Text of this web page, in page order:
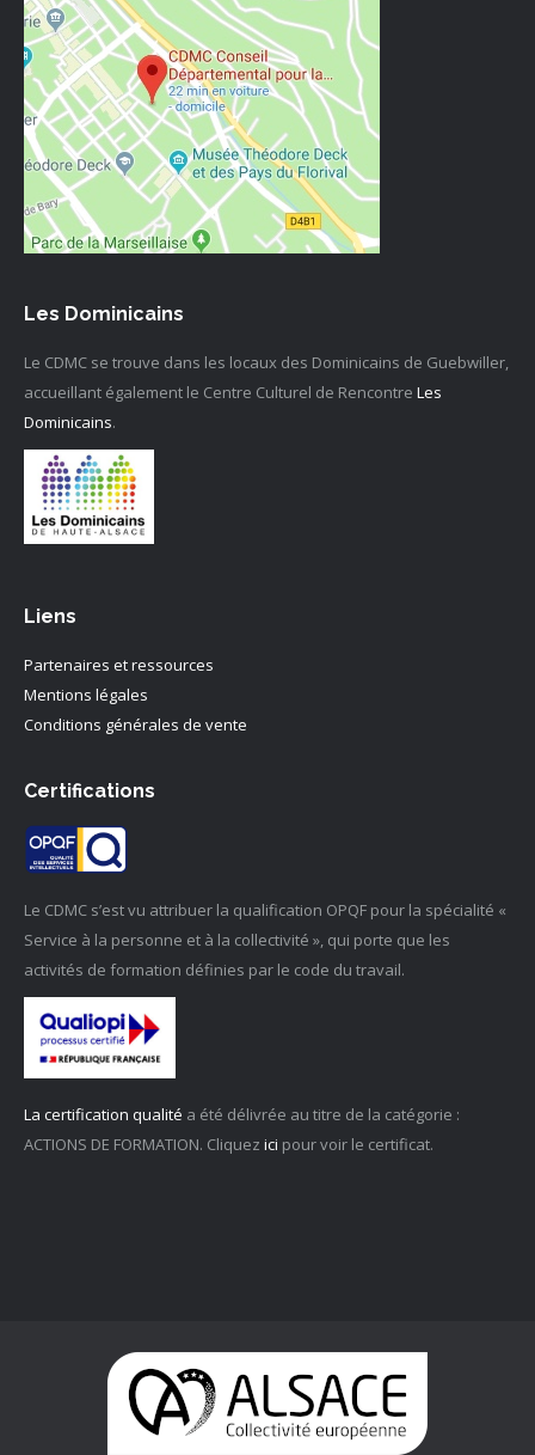
Les Dominicains
Le CDMC se trouve dans les locaux des Dominicains de Guebwiller,
accueillant également le Centre Culturel de Rencontre Les
Dominicains.
Liens
Partenaires et ressources
Mentions légales
Conditions générales de vente
Certifications
Le CDMC s’est vu attribuer la qualification OPQF pour la spécialité «
Service à la personne et à la collectivité », qui porte que les
activités de formation définies par le code du travail.
La certification qualité a été délivrée au titre de la catégorie :
ACTIONS DE FORMATION. Cliquez ici pour voir le certificat.